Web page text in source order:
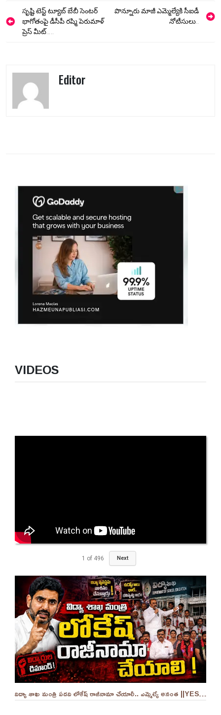
Post
navigation
సృష్టి టెస్ట్ ట్యూబ్ బేబీ సెంటర్
భాగోతంపై డీసీపీ రష్మి పెరుమాళ్
ప్రెస్ మీట్…..
పొన్నూరు మాజీ ఎమ్మెల్యేకి సీఐడీ
నోటీసులు..
Editor
VIDEOS
1 of 496 Next
విద్యా శాఖ మంత్రి పదవి లోకేష్ రాజీనామా చేయాలీ.. ఎమ్మెల్యే అనంత ||YES 9TV